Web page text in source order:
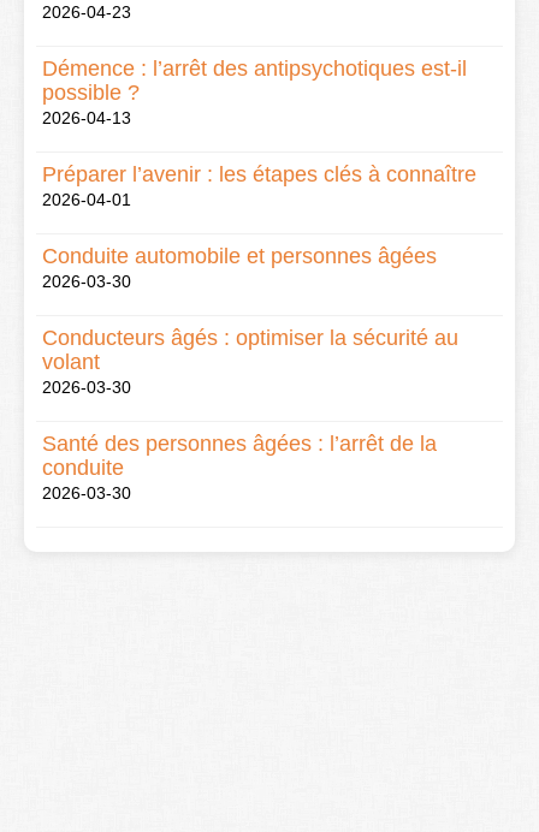
2026-04-23
Démence : l’arrêt des antipsychotiques est-il
possible ?
2026-04-13
Préparer l’avenir : les étapes clés à connaître
2026-04-01
Conduite automobile et personnes âgées
2026-03-30
Conducteurs âgés : optimiser la sécurité au
volant
2026-03-30
Santé des personnes âgées : l’arrêt de la
conduite
2026-03-30